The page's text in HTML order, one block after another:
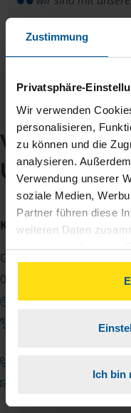
Zustimmung
Privatsphäre-
Wir verwenden
personalisieren,
zu können und die
analysieren.
Verwendung unserer
soziale Medien,
Partner führen diese
weiteren Daten
haben oder die sie im
gesammelt haben.
können Sie der
unserer➔
Ich bin
VLH-
Uta Mallon
Kontakt
Grünewaldring 1
02977 Hoyerswerda
Google Maps zeigen
Anfahrt zum Büro
uta.mallon@vlh.de